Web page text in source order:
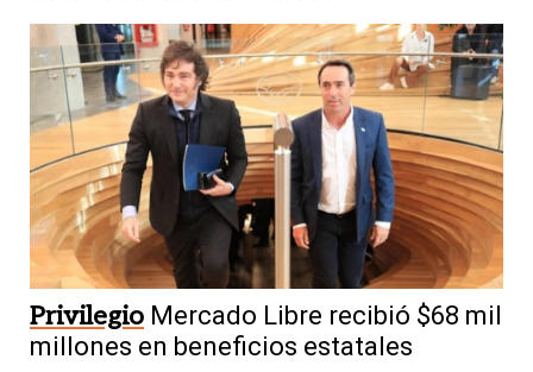
Privilegio Mercado Libre recibió $68 mil
millones en beneficios estatales